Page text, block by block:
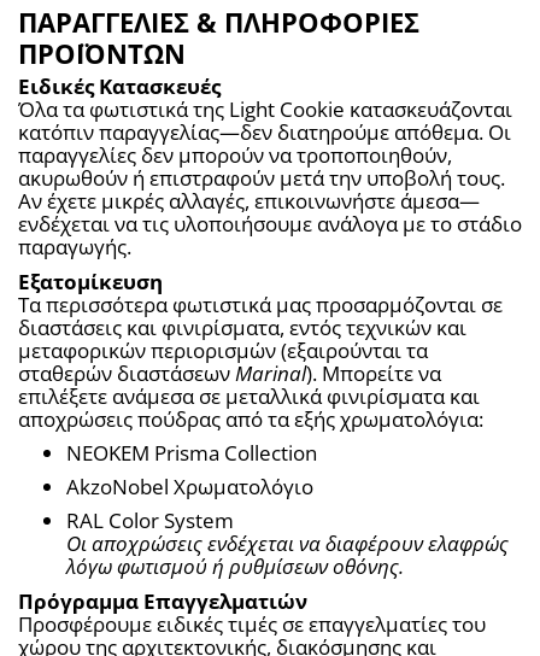
ΠΑΡΑΓΓΕΛΙΕΣ & ΠΛΗΡΟΦΟΡΙΕΣ
ΠΡΟΪΟΝΤΩΝ
Ειδικές Κατασκευές
Όλα τα φωτιστικά της Light Cookie κατασκευάζονται
κατόπιν παραγγελίας—δεν διατηρούμε απόθεμα. Οι
παραγγελίες δεν μπορούν να τροποποιηθούν,
ακυρωθούν ή επιστραφούν μετά την υποβολή τους.
Αν έχετε μικρές αλλαγές, επικοινωνήστε άμεσα—
ενδέχεται να τις υλοποιήσουμε ανάλογα με το στάδιο
παραγωγής.
Εξατομίκευση
Τα περισσότερα φωτιστικά μας προσαρμόζονται σε
διαστάσεις και φινιρίσματα, εντός τεχνικών και
μεταφορικών περιορισμών (εξαιρούνται τα
σταθερών διαστάσεων Marinal). Μπορείτε να
επιλέξετε ανάμεσα σε μεταλλικά φινιρίσματα και
αποχρώσεις πούδρας από τα εξής χρωματολόγια:
NEOKEM Prisma Collection
AkzoNobel Χρωματολόγιο
RAL Color System
Οι αποχρώσεις ενδέχεται να διαφέρουν ελαφρώς
λόγω φωτισμού ή ρυθμίσεων οθόνης.
Πρόγραμμα Επαγγελματιών
Προσφέρουμε ειδικές τιμές σε επαγγελματίες του
χώρου της αρχιτεκτονικής, διακόσμησης και